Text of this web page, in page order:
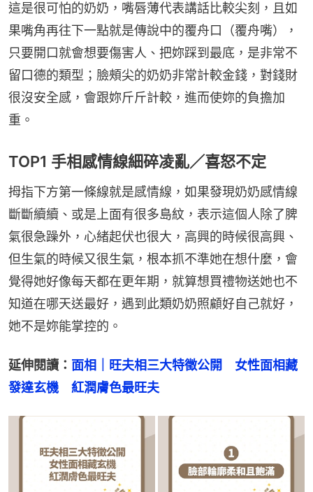
這是很可怕的奶奶，嘴唇薄代表講話比較尖刻，且如
果嘴角再往下一點就是傳說中的覆舟口（覆舟嘴），
只要開口就會想要傷害人、把妳踩到最底，是非常不
留口德的類型；臉頰尖的奶奶非常計較金錢，對錢財
很沒安全感，會跟妳斤斤計較，進而使妳的負擔加
重。
TOP1 手相感情線細碎凌亂／喜怒不定
拇指下方第一條線就是感情線，如果發現奶奶感情線
斷斷續續、或是上面有很多島紋，表示這個人除了脾
氣很急躁外，心緒起伏也很大，高興的時候很高興、
但生氣的時候又很生氣，根本抓不準她在想什麼，會
覺得她好像每天都在更年期，就算想買禮物送她也不
知道在哪天送最好，遇到此類奶奶照顧好自己就好，
她不是妳能掌控的。
延伸閱讀： 面相｜旺夫相三大特徵公開　女性面相藏
發達玄機　紅潤膚色最旺夫